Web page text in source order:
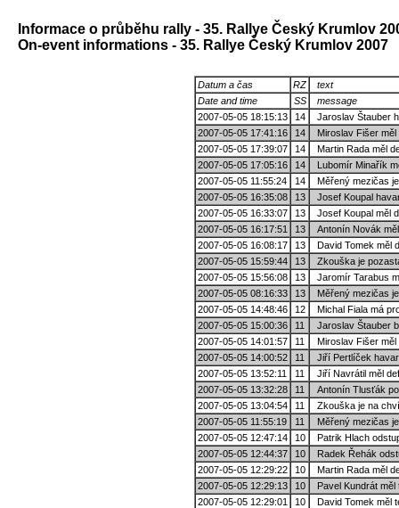
Informace o průběhu rally - 35. Rallye Český Krumlov
On-event informations - 35. Rallye Český Krumlov 2007
Datum a čas RZ
text
Date and time
SS
message
2007-05-05 18:15:13
14
Jaroslav Štauber
2007-05-05 17:41:16
14
Miroslav Fišer
2007-05-05 17:39:07
14
Martin Rada měl
2007-05-05 17:05:16
14
Lubomír Minařík
2007-05-05 11:55:24
14
Měřený mezičas
2007-05-05 16:35:08
13
Josef Koupal
2007-05-05 16:33:07
13
Josef Koupal měl
2007-05-05 16:17:51
13
Antonín Novák
2007-05-05 16:08:17
13
David Tomek měl
2007-05-05 15:59:44
13
Zkouška je
2007-05-05 15:56:08
13
Jaromír Tarabus
2007-05-05 08:16:33
13
Měřený mezičas
2007-05-05 14:48:46
12
Michal Fiala má
2007-05-05 15:00:36
11
Jaroslav Štauber
2007-05-05 14:01:57
11
Miroslav Fišer měl
2007-05-05 14:00:52
11
Jiří Pertlíček
2007-05-05 13:52:11
11
Jiří Navrátil měl
2007-05-05 13:32:28
11
Antonín Tlusťák
2007-05-05 13:04:54
11
Zkouška je na
2007-05-05 11:55:19
11
Měřený mezičas
2007-05-05 12:47:14
10
Patrik Hlach
2007-05-05 12:44:37
10
Radek Řehák
2007-05-05 12:29:22
10
Martin Rada měl
2007-05-05 12:29:13
10
Pavel Kundrát
2007-05-05 12:29:01
10
David Tomek měl